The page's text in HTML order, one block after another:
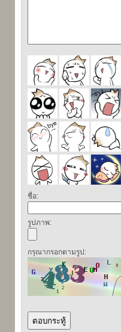
ชื่อ:
รูปภาพ:
กรุณากรอกตามรูป: